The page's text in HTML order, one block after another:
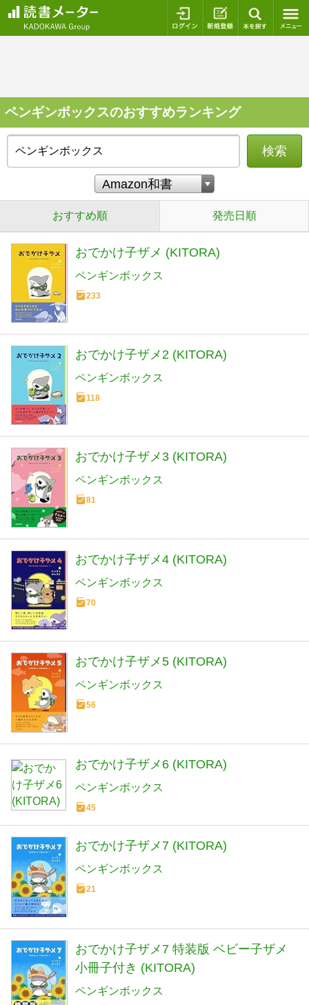
ログイン 新規登録
ペンギンボックスのおすすめランキング
検索
おすすめ順 発売日順
おでかけ子ザメ (KITORA)
ペンギンボックス
233
おでかけ子ザメ2 (KITORA)
ペンギンボックス
118
おでかけ子ザメ3 (KITORA)
ペンギンボックス
81
おでかけ子ザメ4 (KITORA)
ペンギンボックス
70
おでかけ子ザメ5 (KITORA)
ペンギンボックス
56
おでかけ子ザメ6 (KITORA)
ペンギンボックス
45
おでかけ子ザメ7 (KITORA)
ペンギンボックス
21
おでかけ子ザメ7 特装版 ベビー子ザメ
小冊子付き (KITORA)
ペンギンボックス